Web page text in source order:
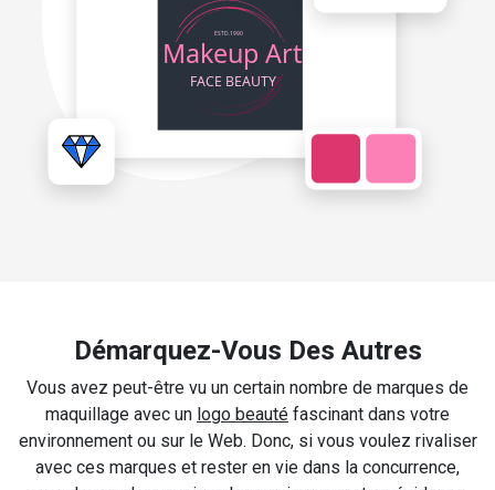
Démarquez-Vous Des Autres
Vous avez peut-être vu un certain nombre de marques de
maquillage avec un logo beauté fascinant dans votre
environnement ou sur le Web. Donc, si vous voulez rivaliser
avec ces marques et rester en vie dans la concurrence,